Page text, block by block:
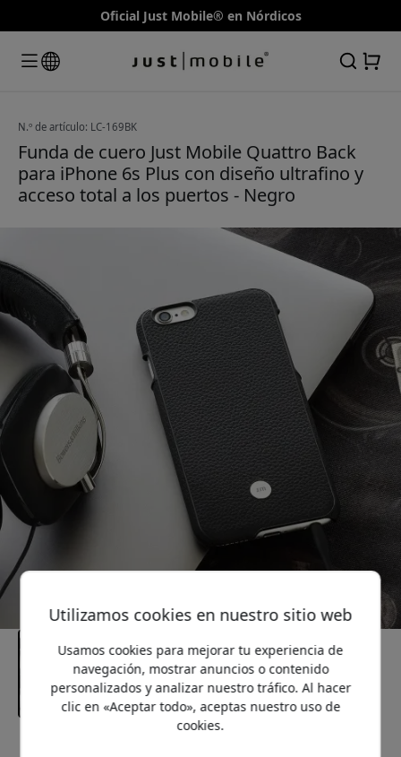
Oficial Just Mobile® en Nórdicos
N.º de artículo: LC-169BK
Funda de cuero Just Mobile Quattro Back
para iPhone 6s Plus con diseño ultrafino y
acceso total a los puertos - Negro
Utilizamos cookies en nuestro sitio web
Usamos cookies para mejorar tu experiencia de
navegación, mostrar anuncios o contenido
personalizados y analizar nuestro tráfico. Al hacer
clic en «Aceptar todo», aceptas nuestro uso de
cookies.